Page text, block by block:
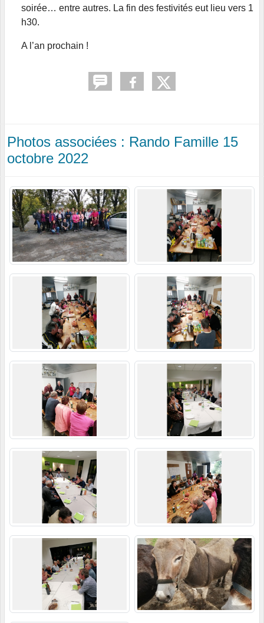
soirée… entre autres. La fin des festivités eut lieu vers 1
h30.
A l’an prochain !
Photos associées : Rando Famille 15
octobre 2022